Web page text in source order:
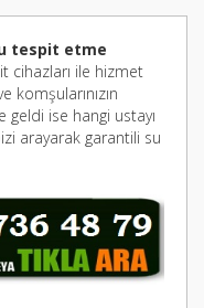
tespit etme
cihazları ile hizmet
komşularınızın
ise hangi ustayı
arayarak garantili su